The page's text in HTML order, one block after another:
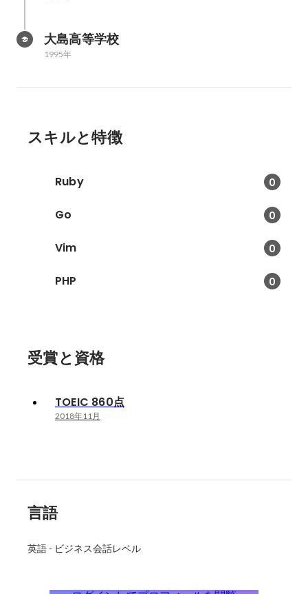
大島高等学校
1995年
スキルと特徴
Ruby 0
Go 0
Vim 0
PHP 0
受賞と資格
TOEIC 860点
2018年11月
言語
英語 - ビジネス会話レベル